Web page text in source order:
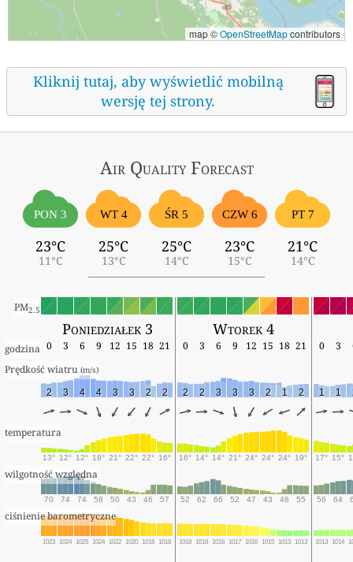
map ©OpenStreetMapcontributors
Kliknij tutaj, aby wyświetlić mobilną
wersję tej strony.
Air QualityForecast
PON 3
23°C
11°C
WT 4
25°C
13°C
ŚR 5
25°C
14°C
CZW 6
23°C
15°C
PT 7
21°C
14°C
PM2.5
Poniedziałek 3 Wtorek 4
godzina 0 3 6 9 12 15 18 21 0 3 6 9 12 15 18 21 0 3
Prędkość wiatru (m/s)
2 3 4 4 3 3 2 2 2 2 3 3 3 2 1 2 1 1
temperatura
13° 12° 12° 18° 21° 22° 22° 16° 16° 14° 14° 21° 24° 24° 24° 19° 17° 15°
wilgotność względna
70 74 74 58 50 43 46 57 52 62 66 52 47 43 48 55 56 64
ciśnienie barometryczne
1023 1024 1025 1024 1022 1020 1018 1018 1018 1018 1018 1017 1016 1015 1013 1013 1013 1014